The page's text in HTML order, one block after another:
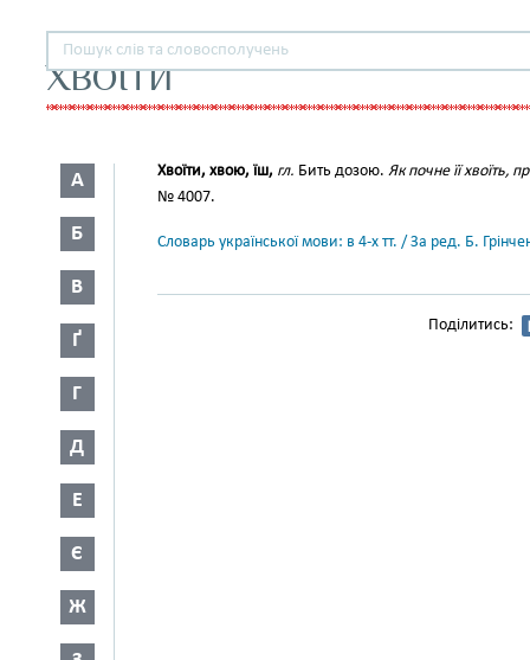
ХВОЇТИ
А
Б
В
Ґ
Г
Д
Е
Є
Ж
Хвоїти, хвою, їш, гл. Бить дозою. Як почне її хвоїть,
№ 4007.
Словарь української мови: в 4-х тт. / За ред. Б.
Поділитись: